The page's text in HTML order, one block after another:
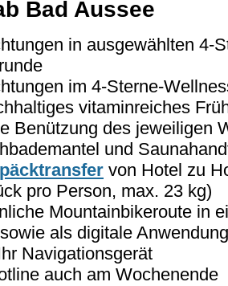
Bad Aussee
in ausgewählten 4-
im 4-Sterne-
vitaminreiches
Benützung des jeweiligen
und
von Hotel zu
pro Person, max. 23 kg)
Mountainbikeroute in
als digitale
Navigationsgerät
auch am Wochenende